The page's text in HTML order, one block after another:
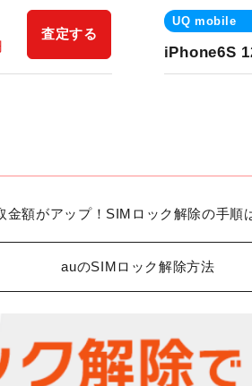
査定する
UQ mobile
iPhone6S
額がアップ！SIMロック解除の手順
auのSIMロック解除方法